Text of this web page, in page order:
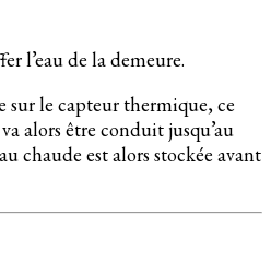
l’eau de la demeure.
sur le capteur thermique, ce
alors être conduit jusqu’au
chaude est alors stockée avant